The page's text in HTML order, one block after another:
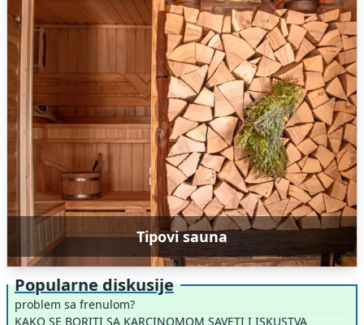
Tipovi sauna
Popularne diskusije
problem sa frenulom?
KAKO SE BORITI SA KARCINOMOM SAVETI I ISKUSTVA